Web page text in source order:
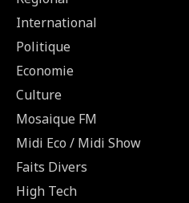
International
Politique
Economie
Culture
Mosaique FM
Midi Eco / Midi Show
Faits Divers
High Tech